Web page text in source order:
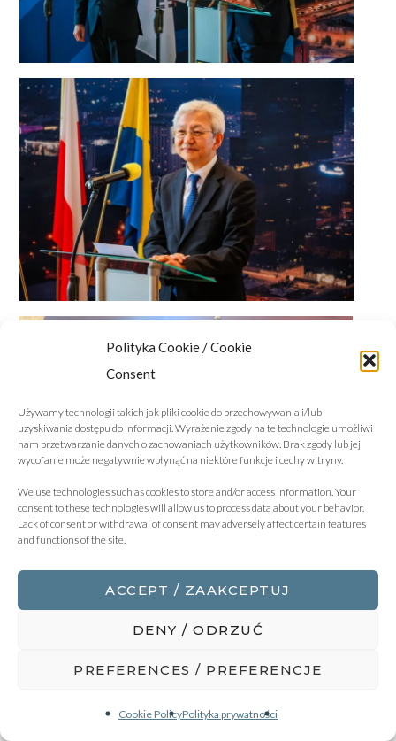
Polityka Cookie / Cookie
Consent
Używamy technologii takich jak pliki cookie do przechowywania i/lub
uzyskiwania dostępu do informacji. Wyrażenie zgody na te technologie umożliwi
nam przetwarzanie danych o zachowaniach użytkowników. Brak zgody lub jej
wycofanie może negatywnie wpłynąć na niektóre funkcje i cechy witryny.
We use technologies such as cookies to store and/or access information. Your
consent to these technologies will allow us to process data about your behavior.
Lack of consent or withdrawal of consent may adversely affect certain features
and functions of the site.
ACCEPT / ZAAKCEPTUJ
DENY / ODRZUĆ
PREFERENCES / PREFERENCJE
Cookie PolicyPolityka prywatności